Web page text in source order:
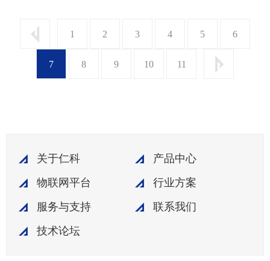
1 2 3 4 5 6
7 8 9 10 11
关于仁科
产品中心
物联网平台
行业方案
服务与支持
联系我们
技术论坛